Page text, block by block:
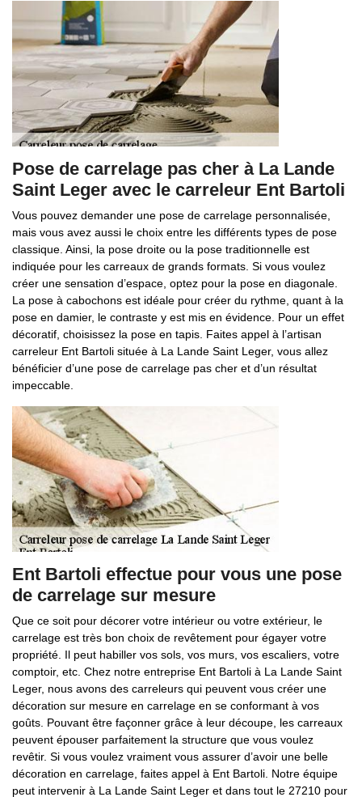
Pose de carrelage pas cher à La Lande
Saint Leger avec le carreleur Ent Bartoli
Vous pouvez demander une pose de carrelage personnalisée,
mais vous avez aussi le choix entre les différents types de pose
classique. Ainsi, la pose droite ou la pose traditionnelle est
indiquée pour les carreaux de grands formats. Si vous voulez
créer une sensation d’espace, optez pour la pose en diagonale.
La pose à cabochons est idéale pour créer du rythme, quant à la
pose en damier, le contraste y est mis en évidence. Pour un effet
décoratif, choisissez la pose en tapis. Faites appel à l’artisan
carreleur Ent Bartoli située à La Lande Saint Leger, vous allez
bénéficier d’une pose de carrelage pas cher et d’un résultat
impeccable.
Ent Bartoli effectue pour vous une pose
de carrelage sur mesure
Que ce soit pour décorer votre intérieur ou votre extérieur, le
carrelage est très bon choix de revêtement pour égayer votre
propriété. Il peut habiller vos sols, vos murs, vos escaliers, votre
comptoir, etc. Chez notre entreprise Ent Bartoli à La Lande Saint
Leger, nous avons des carreleurs qui peuvent vous créer une
décoration sur mesure en carrelage en se conformant à vos
goûts. Pouvant être façonner grâce à leur découpe, les carreaux
peuvent épouser parfaitement la structure que vous voulez
revêtir. Si vous voulez vraiment vous assurer d’avoir une belle
décoration en carrelage, faites appel à Ent Bartoli. Notre équipe
peut intervenir à La Lande Saint Leger et dans tout le 27210 pour